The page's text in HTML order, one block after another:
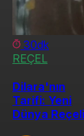
30dk
REÇEL
Dilara'nın
Tarifi: Yeni
Dünya Reçeli